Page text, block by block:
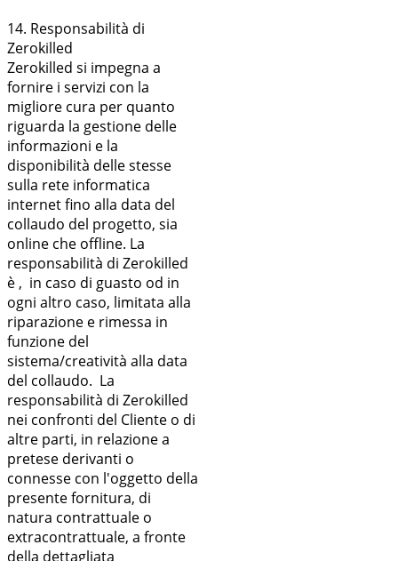
14. Responsabilità di
Zerokilled
Zerokilled si impegna a
fornire i servizi con la
migliore cura per quanto
riguarda la gestione delle
informazioni e la
disponibilità delle stesse
sulla rete informatica
internet fino alla data del
collaudo del progetto, sia
online che offline. La
responsabilità di Zerokilled
è , in caso di guasto od in
ogni altro caso, limitata alla
riparazione e rimessa in
funzione del
sistema/creatività alla data
del collaudo. La
responsabilità di Zerokilled
nei confronti del Cliente o di
altre parti, in relazione a
pretese derivanti o
connesse con l'oggetto della
presente fornitura, di
natura contrattuale o
extracontrattuale, a fronte
della dettagliata